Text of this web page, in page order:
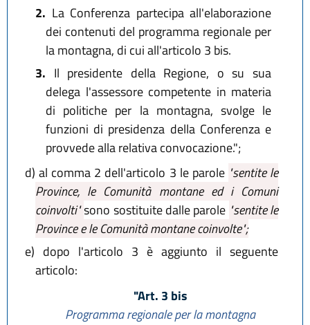
2. La Conferenza partecipa all'elaborazione
dei contenuti del programma regionale per
la montagna, di cui all'articolo 3 bis.
3. Il presidente della Regione, o su sua
delega l'assessore competente in materia
di politiche per la montagna, svolge le
funzioni di presidenza della Conferenza e
provvede alla relativa convocazione.";
d) al comma 2 dell'articolo 3 le parole "sentite le
Province, le Comunità montane ed i Comuni
coinvolti"sono sostituite dalle parole "sentite le
Province e le Comunità montane coinvolte";
e) dopo l'articolo 3 è aggiunto il seguente
articolo:
"Art. 3 bis
Programma regionale per la montagna